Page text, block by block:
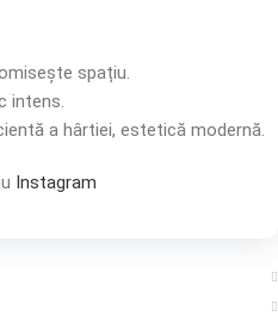
spațiu.
intens.
a hârtiei, estetică modernă.
Instagram